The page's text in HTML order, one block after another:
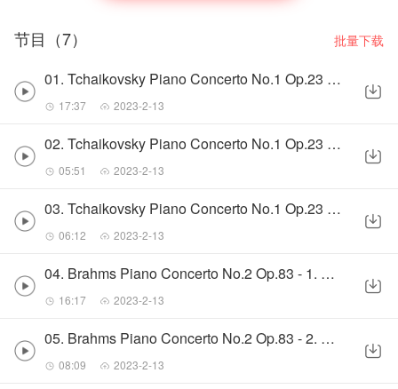
节目（7） 批量下载
01. Tchaikovsky Piano Concerto No.1 Op.23 - 1. Allegro non troppo
17:37 2023-2-13
02. Tchaikovsky Piano Concerto No.1 Op.23 - 2. Andantino semplice
05:51 2023-2-13
03. Tchaikovsky Piano Concerto No.1 Op.23 - 3. Allegro con fuoco
06:12 2023-2-13
04. Brahms Piano Concerto No.2 Op.83 - 1. Allegro non troppo
16:17 2023-2-13
05. Brahms Piano Concerto No.2 Op.83 - 2. Allegro appassionato
08:09 2023-2-13